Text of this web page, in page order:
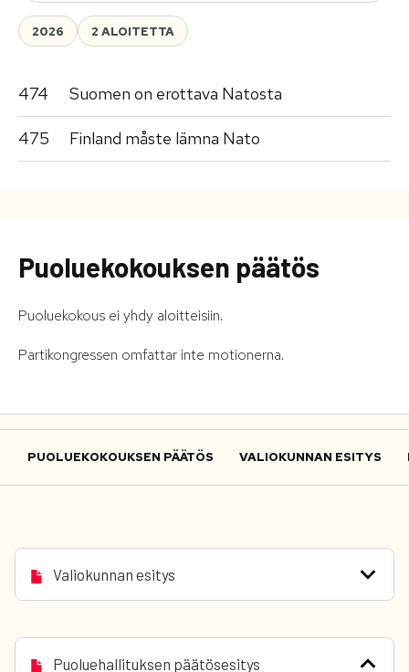
2026 2 ALOITETTA
474 Suomen on erottava Natosta
475 Finland måste lämna Nato
Puoluekokouksen päätös
Puoluekokous ei yhdy aloitteisiin.
Partikongressen omfattar inte motionerna.
PUOLUEKOKOUKSEN PÄÄTÖS VALIOKUNNAN ESITYS
Valiokunnan esitys
Puoluehallituksen päätösesitys